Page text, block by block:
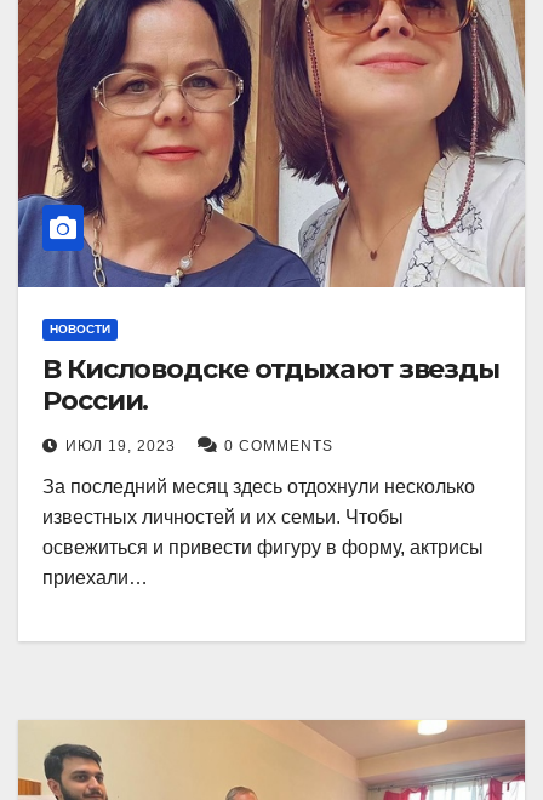
НОВОСТИ
В Кисловодске отдыхают звезды
России.
ИЮЛ 19, 2023 0 COMMENTS
За последний месяц здесь отдохнули несколько
известных личностей и их семьи. Чтобы
освежиться и привести фигуру в форму, актрисы
приехали…